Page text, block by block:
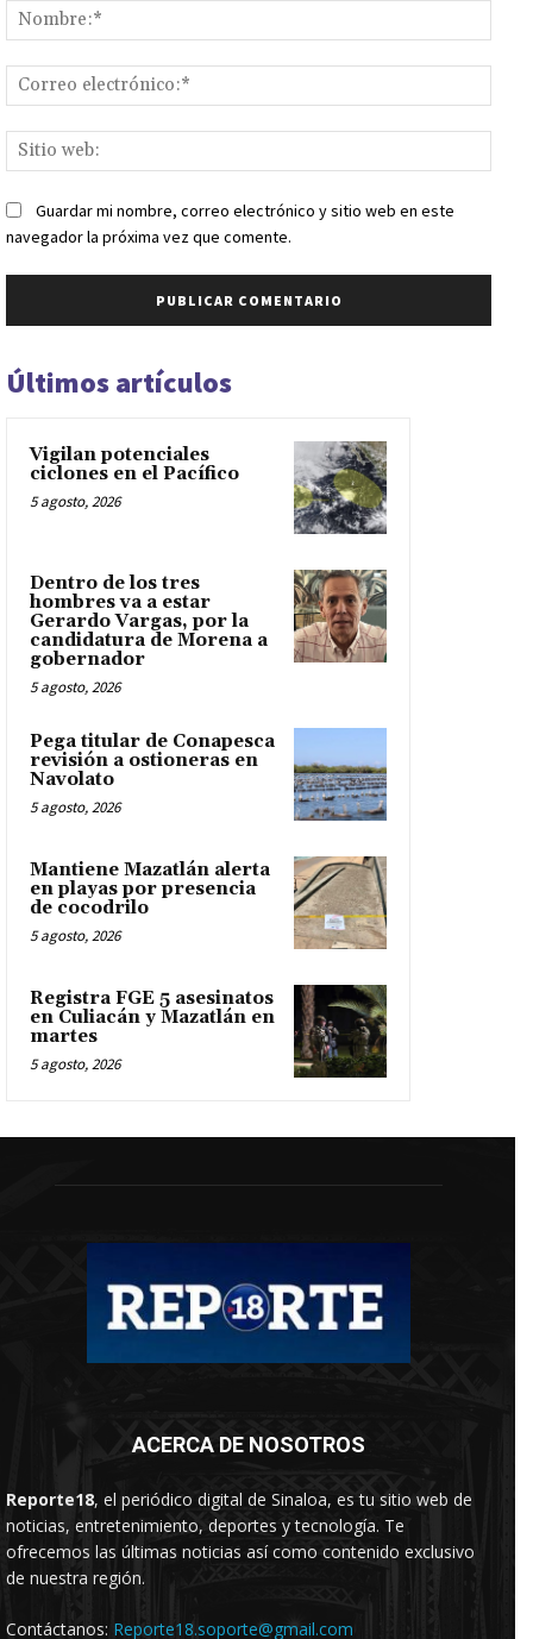
web:
Guardar mi nombre, correo electrónico y sitio web en este
navegador la próxima vez que comente.
Últimos artículos
Vigilan potenciales
ciclones en el Pacífico
5 agosto, 2026
Dentro de los tres
hombres va a estar
Gerardo Vargas, por la
candidatura de Morena a
gobernador
5 agosto, 2026
Pega titular de Conapesca
revisión a ostioneras en
Navolato
5 agosto, 2026
Mantiene Mazatlán alerta
en playas por presencia
de cocodrilo
5 agosto, 2026
Registra FGE 5 asesinatos
en Culiacán y Mazatlán en
martes
5 agosto, 2026
ACERCA DE NOSOTROS
Reporte18, el periódico digital de Sinaloa, es tu sitio web de
noticias, entretenimiento, deportes y tecnología. Te
ofrecemos las últimas noticias así como contenido exclusivo
de nuestra región.
Contáctanos: Reporte18.soporte@gmail.com